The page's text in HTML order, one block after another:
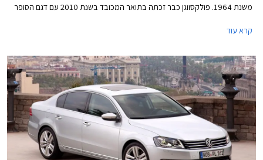
משנת 1964. פולקסווגן כבר זכתה בתואר המכובד בשנת 2010 עם דגם הסופר
גולף. כעת תורה של פולקסווגן פאסאט החדשה לזכות בתואר הנחשק.
קרא עוד